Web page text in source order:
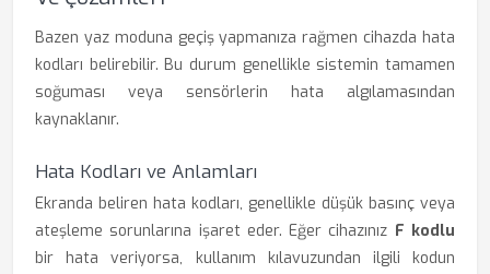
Bazen yaz moduna geçiş yapmanıza rağmen cihazda hata
kodları belirebilir. Bu durum genellikle sistemin tamamen
soğuması veya sensörlerin hata algılamasından
kaynaklanır.
Hata Kodları ve Anlamları
Ekranda beliren hata kodları, genellikle düşük basınç veya
ateşleme sorunlarına işaret eder. Eğer cihazınız F kodlu
bir hata veriyorsa, kullanım kılavuzundan ilgili kodun